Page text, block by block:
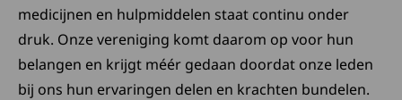
medicijnen en hulpmiddelen staat continu onder
druk. Onze vereniging komt daarom op voor hun
belangen en krijgt méér gedaan doordat onze leden
bij ons hun ervaringen delen en krachten bundelen.